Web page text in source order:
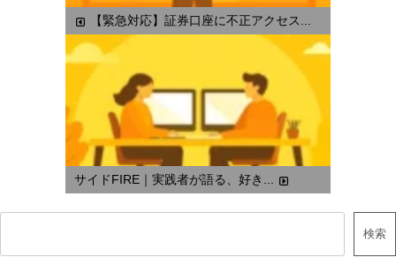
【緊急対応】証券口座に不正アクセス...
サイドFIRE｜実践者が語る、好き...
検索